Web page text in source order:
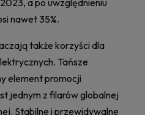
a po uwzględnieniu
nawet 35%.
także korzyści dla
Tańsze
element promocji
jednym z filarów globalnej
Stabilne i przewidywalne